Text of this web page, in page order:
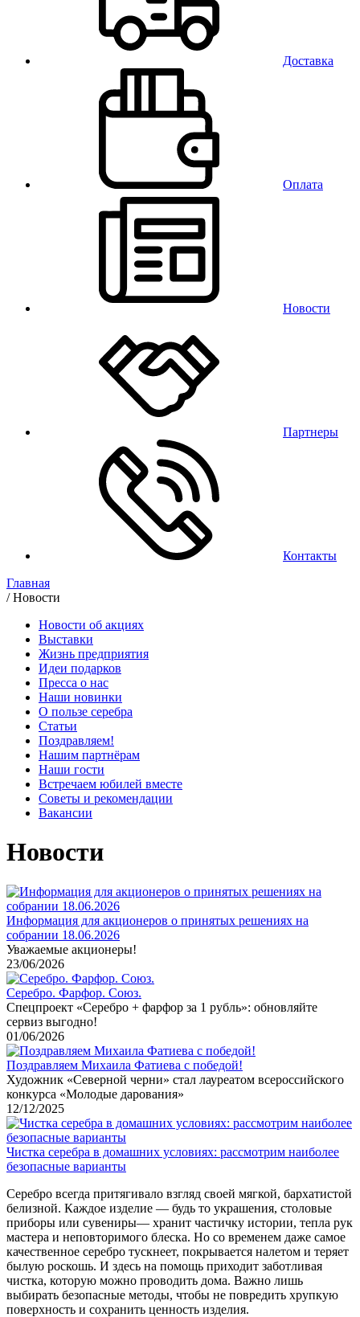
Доставка
Оплата
Новости
Партнеры
Контакты
Главная
/Новости
Новости об акциях
Выставки
Жизнь предприятия
Идеи подарков
Пресса о нас
Наши новинки
О пользе серебра
Статьи
Поздравляем!
Нашим партнёрам
Наши гости
Встречаем юбилей вместе
Советы и рекомендации
Вакансии
Новости
Информация для акционеров о принятых решениях на
собрании 18.06.2026
Уважаемые акционеры!
23/06/2026
Серебро. Фарфор. Союз.
Спецпроект «Серебро + фарфор за 1 рубль»: обновляйте
сервиз выгодно!
01/06/2026
Поздравляем Михаила Фатиева c победой!
Художник «Северной черни» стал лауреатом всероссийского
конкурса «Молодые дарования»
12/12/2025
Чистка серебра в домашних условиях: рассмотрим наиболее
безопасные варианты
Серебро всегда притягивало взгляд своей мягкой, бархатистой
белизной. Каждое изделие — будь то украшения, столовые
приборы или сувениры— хранит частичку истории, тепла рук
мастера и неповторимого блеска. Но со временем даже самое
качественное серебро тускнеет, покрывается налетом и теряет
былую роскошь. И здесь на помощь приходит заботливая
чистка, которую можно проводить дома. Важно лишь
выбирать безопасные методы, чтобы не повредить хрупкую
поверхность и сохранить ценность изделия.